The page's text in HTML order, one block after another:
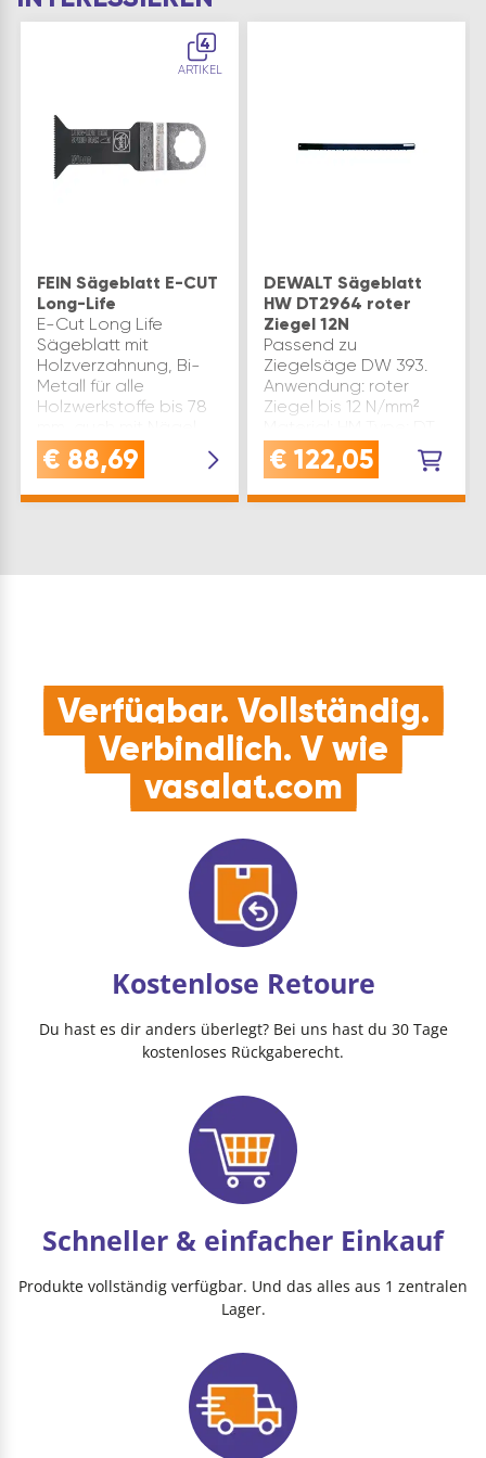
4
ARTIKEL
FEIN Sägeblatt E-CUT
Long-Life
E-Cut Long Life
Sägeblatt mit
Holzverzahnung, Bi-
Metall für alle
Holzwerkstoffe bis 78
Für Gipskarton,
Kunststoffe sowie GFK.
€ 88,69
DEWALT Sägeblatt
HW DT2964 roter
Ziegel 12N
Passend zu
Ziegelsäge DW 393.
Anwendung: roter
Ziegel bis 12 N/mm²
2964 Marke: Dewalt
Inhaltsangabe (ST): 1
€ 122,05
Verfügbar. Vollständig.
Verbindlich. V wie
vasalat.com
Kostenlose Retoure
Du hast es dir anders überlegt? Bei uns hast du 30 Tage
kostenloses Rückgaberecht.
Schneller & einfacher Einkauf
Produkte vollständig verfügbar. Und das alles aus 1 zentralen
Lager.